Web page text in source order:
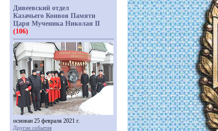
Дивеевский отдел
Казачьего Конвоя Памяти
Царя Мученика Николая II
(106)
основан 25 февраля 2021 г.
Другие события